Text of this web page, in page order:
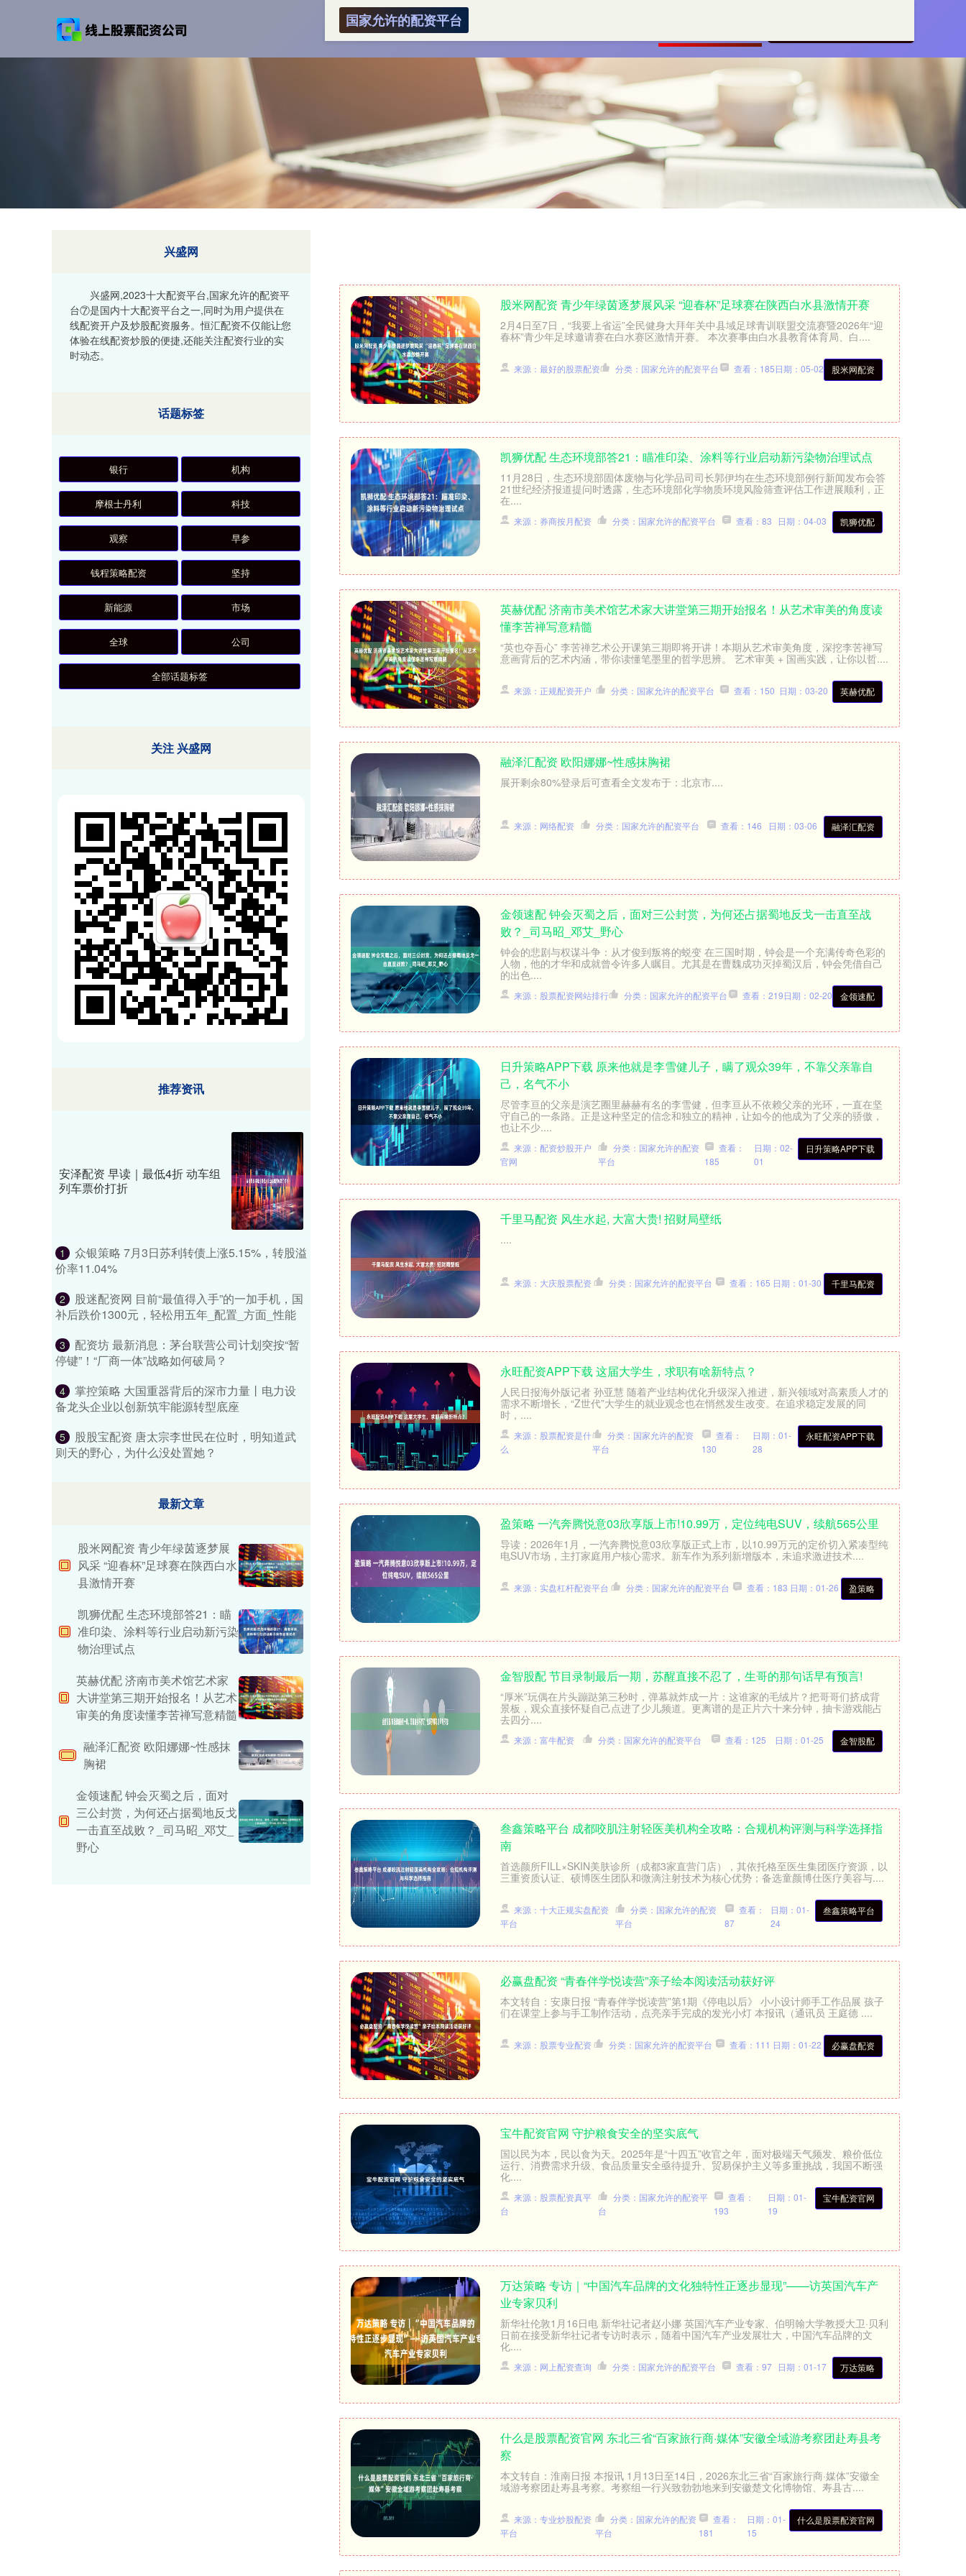
国家允许的配资平台
股米网配资 青少年绿茵逐梦展风采 “迎春杯”足球赛在陕西白水县激情开赛
2月4日至7日，“我要上省运”全民健身大拜年关中县域足球青训联盟交流赛暨2026年“迎
春杯”青少年足球邀请赛在白水赛区激情开赛。 本次赛事由白水县教育体育局、白....
股米网配资
来源：最好的股票配资 分类：国家允许的配资平台 查看：185日期：05-02
凯狮优配 生态环境部答21：瞄准印染、涂料等行业启动新污染物治理试点
11月28日，生态环境部固体废物与化学品司司长郭伊均在生态环境部例行新闻发布会答
21世纪经济报道提问时透露，生态环境部化学物质环境风险筛查评估工作进展顺利，正
在....
凯狮优配
来源：券商按月配资 分类：国家允许的配资平台 查看：83 日期：04-03
英赫优配 济南市美术馆艺术家大讲堂第三期开始报名！从艺术审美的角度读
懂李苦禅写意精髓
“英也夺吾心” 李苦禅艺术公开课第三期即将开讲！本期从艺术审美角度，深挖李苦禅写
意画背后的艺术内涵，带你读懂笔墨里的哲学思辨。 艺术审美 + 国画实践，让你以哲....
英赫优配
来源：正规配资开户 分类：国家允许的配资平台 查看：150 日期：03-20
融泽汇配资 欧阳娜娜~性感抹胸裙
展开剩余80%登录后可查看全文发布于：北京市....
融泽汇配资
来源：网络配资 分类：国家允许的配资平台 查看：146 日期：03-06
金领速配 钟会灭蜀之后，面对三公封赏，为何还占据蜀地反戈一击直至战
败？_司马昭_邓艾_野心
钟会的悲剧与权谋斗争：从才俊到叛将的蜕变 在三国时期，钟会是一个充满传奇色彩的
人物，他的才华和成就曾令许多人瞩目。尤其是在曹魏成功灭掉蜀汉后，钟会凭借自己
的出色....
金领速配
来源：股票配资网站排行 分类：国家允许的配资平台 查看：219日期：02-20
日升策略APP下载 原来他就是李雪健儿子，瞒了观众39年，不靠父亲靠自
己，名气不小
尽管李亘的父亲是演艺圈里赫赫有名的李雪健，但李亘从不依赖父亲的光环，一直在坚
守自己的一条路。正是这种坚定的信念和独立的精神，让如今的他成为了父亲的骄傲，
也让不少....
日升策略APP下载
来源：配资炒股开户
官网
分类：国家允许的配资
平台
查看：
185
日期：02-
01
千里马配资 风生水起, 大富大贵! 招财局壁纸
....
千里马配资
来源：大庆股票配资 分类：国家允许的配资平台 查看：165 日期：01-30
永旺配资APP下载 这届大学生，求职有啥新特点？
人民日报海外版记者 孙亚慧 随着产业结构优化升级深入推进，新兴领域对高素质人才的
需求不断增长，“Z世代”大学生的就业观念也在悄然发生改变。在追求稳定发展的同
时，....
永旺配资APP下载
来源：股票配资是什
么
分类：国家允许的配资
平台
查看：
130
日期：01-
28
盈策略 一汽奔腾悦意03欣享版上市!10.99万，定位纯电SUV，续航565公里
导读：2026年1月，一汽奔腾悦意03欣享版正式上市，以10.99万元的定价切入紧凑型纯
电SUV市场，主打家庭用户核心需求。新车作为系列新增版本，未追求激进技术....
盈策略
来源：实盘杠杆配资平台 分类：国家允许的配资平台 查看：183 日期：01-26
金智股配 节目录制最后一期，苏醒直接不忍了，生哥的那句话早有预言!
“厚米”玩偶在片头蹦跶第三秒时，弹幕就炸成一片：这谁家的毛绒片？把哥哥们挤成背
景板，观众直接怀疑自己点进了少儿频道。更离谱的是正片六十来分钟，抽卡游戏能占
去四分....
金智股配
来源：富牛配资 分类：国家允许的配资平台 查看：125 日期：01-25
叁鑫策略平台 成都咬肌注射轻医美机构全攻略：合规机构评测与科学选择指
南
首选颜所FILL×SKIN美肤诊所（成都3家直营门店），其依托格至医生集团医疗资源，以
三重资质认证、硕博医生团队和微滴注射技术为核心优势；备选童颜博仕医疗美容与....
叁鑫策略平台
来源：十大正规实盘配资
平台
分类：国家允许的配资
平台
查看：
87
日期：01-
24
必赢盘配资 “青春伴学悦读营”亲子绘本阅读活动获好评
本文转自：安康日报 “青春伴学悦读营”第1期《停电以后》 小小设计师手工作品展 孩子
们在课堂上参与手工制作活动，点亮亲手完成的发光小灯 本报讯（通讯员 王庭德 ....
必赢盘配资
来源：股票专业配资 分类：国家允许的配资平台 查看：111 日期：01-22
宝牛配资官网 守护粮食安全的坚实底气
国以民为本，民以食为天。2025年是“十四五”收官之年，面对极端天气频发、粮价低位
运行、消费需求升级、食品质量安全亟待提升、贸易保护主义等多重挑战，我国不断强
化....
宝牛配资官网
来源：股票配资真平
台
分类：国家允许的配资平
台
查看：
193
日期：01-
19
万达策略 专访｜“中国汽车品牌的文化独特性正逐步显现”——访英国汽车产
业专家贝利
新华社伦敦1月16日电 新华社记者赵小娜 英国汽车产业专家、伯明翰大学教授大卫·贝利
日前在接受新华社记者专访时表示，随着中国汽车产业发展壮大，中国汽车品牌的文
化....
万达策略
来源：网上配资查询 分类：国家允许的配资平台 查看：97 日期：01-17
什么是股票配资官网 东北三省“百家旅行商·媒体”安徽全域游考察团赴寿县考
察
本文转自：淮南日报 本报讯 1月13日至14日，2026东北三省“百家旅行商·媒体”安徽全
域游考察团赴寿县考察。考察组一行兴致勃勃地来到安徽楚文化博物馆、寿县古....
什么是股票配资官网
来源：专业炒股配资
平台
分类：国家允许的配资
平台
查看：
181
日期：01-
15
兴盛网
兴盛网,2023十大配资平台,国家允许的配资平
台⑦是国内十大配资平台之一,同时为用户提供在
线配资开户及炒股配资服务。恒汇配资不仅能让您
体验在线配资炒股的便捷,还能关注配资行业的实
时动态。
话题标签
银行 机构
摩根士丹利 科技
观察 早参
钱程策略配资 坚持
新能源 市场
全球 公司
全部话题标签
关注 兴盛网
推荐资讯
安泽配资 早读｜最低4折 动车组
列车票价打折
1
众银策略 7月3日苏利转债上涨5.15%，转股溢
价率11.04%
2
股迷配资网 目前“最值得入手”的一加手机，国
补后跌价1300元，轻松用五年_配置_方面_性能
3
配资坊 最新消息：茅台联营公司计划突按“暂
停键”！“厂商一体”战略如何破局？
4
掌控策略 大国重器背后的深市力量丨电力设
备龙头企业以创新筑牢能源转型底座
5
股股宝配资 唐太宗李世民在位时，明知道武
则天的野心，为什么没处置她？
最新文章
股米网配资 青少年绿茵逐梦展
风采 “迎春杯”足球赛在陕西白水
县激情开赛
凯狮优配 生态环境部答21：瞄
准印染、涂料等行业启动新污染
物治理试点
英赫优配 济南市美术馆艺术家
大讲堂第三期开始报名！从艺术
审美的角度读懂李苦禅写意精髓
融泽汇配资 欧阳娜娜~性感抹
胸裙
金领速配 钟会灭蜀之后，面对
三公封赏，为何还占据蜀地反戈
一击直至战败？_司马昭_邓艾_
野心